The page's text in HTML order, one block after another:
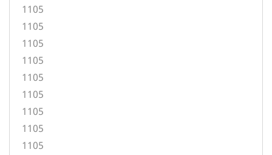
1105
1105
1105
1105
1105
1105
1105
1105
1105